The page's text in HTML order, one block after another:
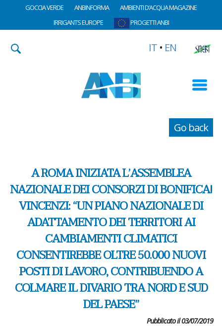
GOCCIA VERDE ANBINFORMA
AMBIENTI D’ACQUA MAGAZINE
IRRIGANTS EUROPE
PROGETTI ANBI
IT • EN
Go back
A ROMA INIZIATA L’ASSEMBLEA
NAZIONALE DEI CONSORZI DI BONIFICA!
VINCENZI: “UN PIANO NAZIONALE DI
ADATTAMENTO DEI TERRITORI AI
CAMBIAMENTI CLIMATICI
CONSENTIREBBE OLTRE 50.000 NUOVI
POSTI DI LAVORO, CONTRIBUENDO A
COLMARE IL DIVARIO TRA NORD E SUD
DEL PAESE”
Pubblicato il 03/07/2019